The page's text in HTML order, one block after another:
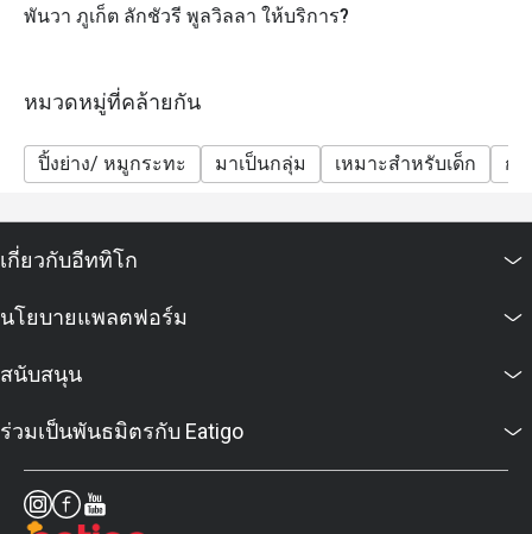
พันวา ภูเก็ต ลักชัวรี พูลวิลลา ให้บริการ?
หมวดหมู่ที่คล้ายกัน
ปิ้งย่าง/ หมูกระทะ มาเป็นกลุ่ม เหมาะสำหรับเด็ก ก
เกี่ยวกับอีททิโก
นโยบายแพลตฟอร์ม
สนับสนุน
ร่วมเป็นพันธมิตรกับ Eatigo